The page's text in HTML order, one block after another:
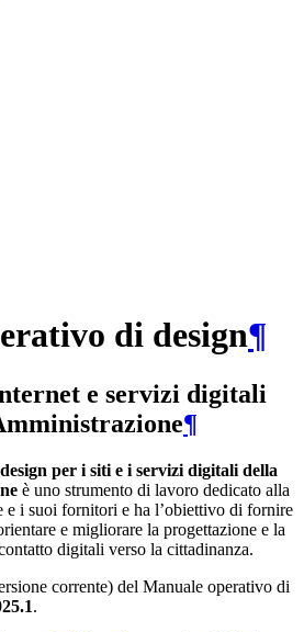
di design¶
e servizi digitali
¶
per i siti e i servizi digitali della
è uno strumento di lavoro dedicato alla
e i suoi fornitori e ha l’obiettivo di fornire
e migliorare la progettazione e la
digitali verso la cittadinanza.
corrente) del Manuale operativo di
.